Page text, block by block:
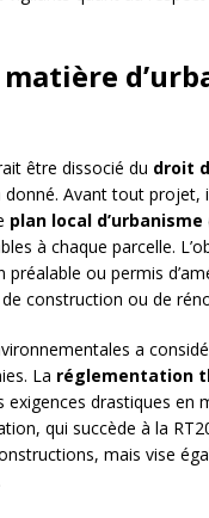
être dissocié du droit
Avant tout
plan local d’urbanisme
à chaque parcelle.
ou permis
construction ou de
a
La réglementation
exigences drastiques
qui succède à la
mais vise